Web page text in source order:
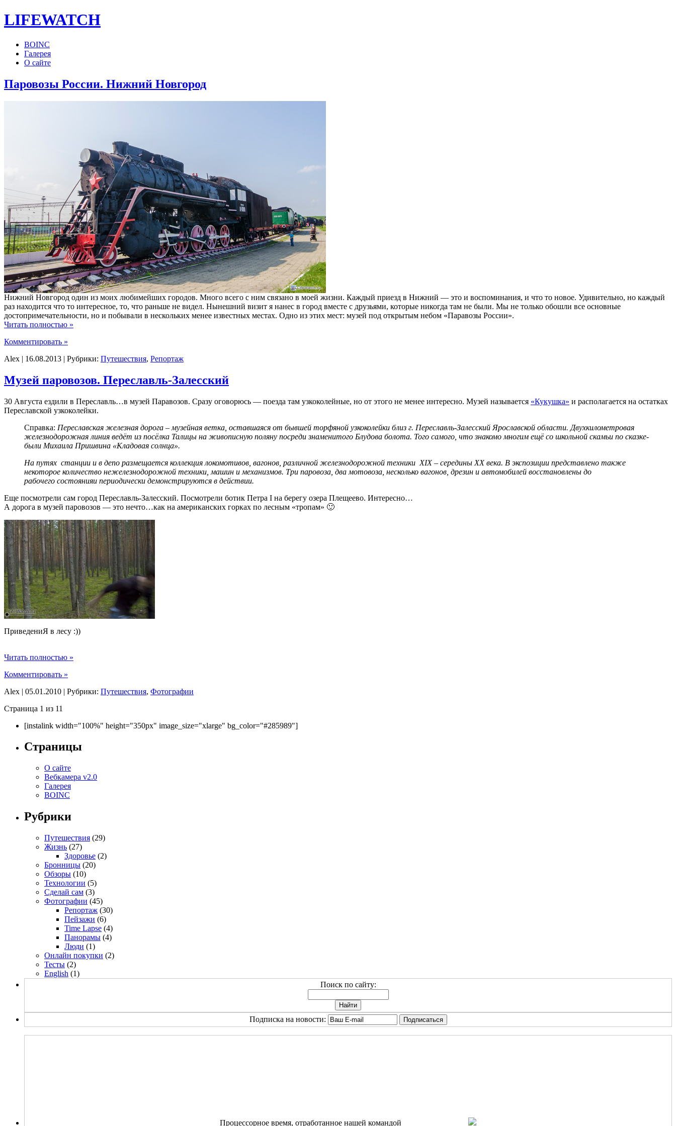
LIFEWATCH
BOINC
Галерея
О сайте
Паровозы России. Нижний Новгород
Нижний Новгород один из моих любимейших городов. Много всего с ним связано в моей жизни. Каждый приезд в Нижний — это и воспоминания, и что то новое. Удивительно, но каждый
раз находится что то интересное, то, что раньше не видел. Нынешний визит я нанес в город вместе с друзьями, которые никогда там не были. Мы не только обошли все основные
достопримечательности, но и побывали в нескольких менее известных местах. Одно из этих мест: музей под открытым небом «Паравозы России».
Читать полностью »
Комментировать »
Alex | 16.08.2013 | Рубрики: Путешествия, Репортаж
Музей паровозов. Переславль-Залесский
30 Августа ездили в Переславль…в музей Паравозов. Сразу оговорюсь — поезда там узкоколейные, но от этого не менее интересно. Музей называется «Кукушка» и располагается на остатках
Переславской узкоколейки.
Справка: Переславская железная дорога – музейная ветка, оставшаяся от бывшей торфяной узкоколейки близ г. Переславль-Залесский Ярославской области. Двухкилометровая
железнодорожная линия ведёт из посёлка Талицы на живописную поляну посреди знаменитого Блудова болота. Того самого, что знакомо многим ещё со школьной скамьи по сказке-
были Михаила Пришвина «Кладовая солнца».
На путях станции и в депо размещается коллекция локомотивов, вагонов, различной железнодорожной техники XIX – середины XX века. В экспозиции представлено также
некоторое количество нежелезнодорожной техники, машин и механизмов. Три паровоза, два мотовоза, несколько вагонов, дрезин и автомобилей восстановлены до
рабочего состоянияи периодически демонстрируются в действии.
Еще посмотрели сам город Переславль-Залесский. Посмотрели ботик Петра I на берегу озера Плещеево. Интересно…
А дорога в музей паровозов — это нечто…как на американских горках по лесным «тропам» 🙂
ПриведениЯ в лесу :))
Читать полностью »
Комментировать »
Alex | 05.01.2010 | Рубрики: Путешествия, Фотографии
Страница 1 из 11
[instalink width="100%" height="350px" image_size="xlarge" bg_color="#285989"]
Страницы
О сайте
Вебкамера v2.0
Галерея
BOINC
Рубрики
Путешествия (29)
Жизнь (27)
Здоровье (2)
Бронницы (20)
Обзоры (10)
Технологии (5)
Сделай сам (3)
Фотографии (45)
Репортаж (30)
Пейзажи (6)
Time Lapse (4)
Панорамы (4)
Люди (1)
Онлайн покупки (2)
Тесты (2)
English (1)
Поиск по сайту:
Подписка на новости:
Процессорное время, отработанное нашей командой